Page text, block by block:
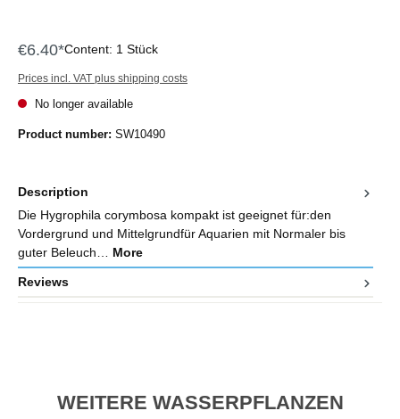
€6.40*Content: 1 Stück
Prices incl. VAT plus shipping costs
No longer available
Product number: SW10490
Description
Die Hygrophila corymbosa kompakt ist geeignet für:den
Vordergrund und Mittelgrundfür Aquarien mit Normaler bis
guter Beleuch… More
Reviews
WEITERE WASSERPFLANZEN